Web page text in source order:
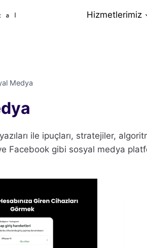
Hizmetlerimiz
Medya
ile ipuçları, stratejiler,
Facebook gibi sosyal medya